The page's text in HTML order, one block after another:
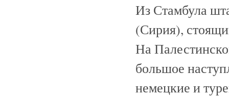
Из Стамбула
(Сирия),
На
большое
немецкие и